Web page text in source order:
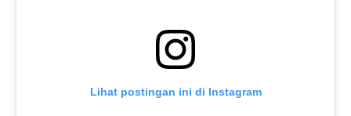
Lihat postingan ini di Instagram